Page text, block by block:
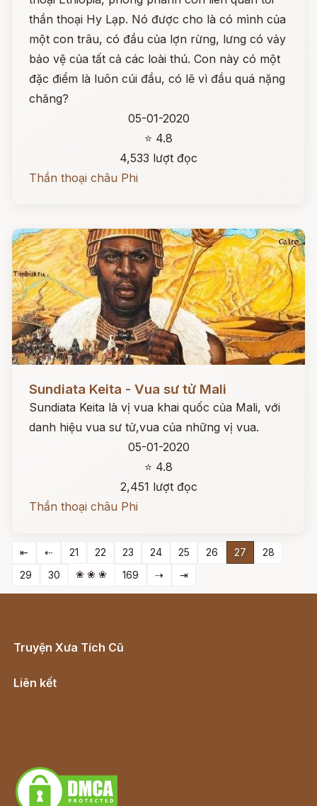
thần thoại Hy Lạp. Nó được cho là có mình của
một con trâu, có đầu của lợn rừng, lưng có vảy
bảo vệ của tất cả các loài thú. Con này có một
đặc điểm là luôn cúi đầu, có lẽ vì đầu quá nặng
chăng?
05-01-2020
⭐ 4.8
4,533 lượt đọc
Thần thoại châu Phi
Sundiata Keita - Vua sư tử Mali
Sundiata Keita là vị vua khai quốc của Mali, với
danh hiệu vua sư tử,vua của những vị vua.
05-01-2020
⭐ 4.8
2,451 lượt đọc
Thần thoại châu Phi
⇤ ⇠ 21 22 23 24 25 26 27
28
29
30 ❀ ❀ ❀ 169 ⇢ ⇥
Truyện Xưa Tích Cũ
Liên kết